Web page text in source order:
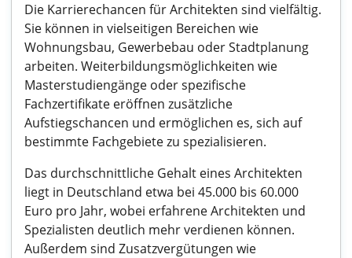
Die Karrierechancen für Architekten sind vielfältig.
Sie können in vielseitigen Bereichen wie
Wohnungsbau, Gewerbebau oder Stadtplanung
arbeiten. Weiterbildungsmöglichkeiten wie
Masterstudiengänge oder spezifische
Fachzertifikate eröffnen zusätzliche
Aufstiegschancen und ermöglichen es, sich auf
bestimmte Fachgebiete zu spezialisieren.
Das durchschnittliche Gehalt eines Architekten
liegt in Deutschland etwa bei 45.000 bis 60.000
Euro pro Jahr, wobei erfahrene Architekten und
Spezialisten deutlich mehr verdienen können.
Außerdem sind Zusatzvergütungen wie